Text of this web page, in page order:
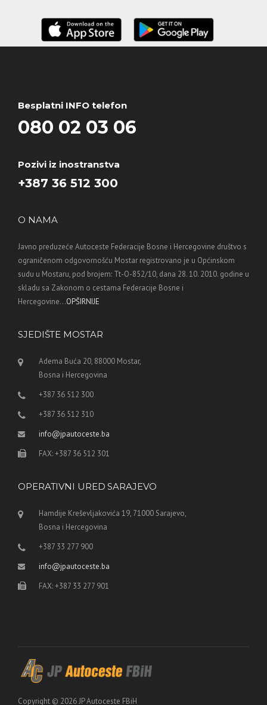
Besplatni INFO telefon
080 02 03 06
Pozivi iz inostranstva
+387 36 512 300
O NAMA
Javno preduzeće Autoceste Federacije Bosne i Hercegovine društvo s
ograničenom odgovornošću Mostar registrovano je u Općinskom
sudu u Mostaru, pod brojem: Tt-O-852/10, dana 28. 10. 2010. godine u
skladu sa Zakonom o cestama Federacije Bosne i
Hercegovine...OPŠIRNIJE
SJEDIŠTE MOSTAR
Adema Buća 20, 88000 Mostar,
Bosna i Hercegovina
+387 36 512 300
+387 36 512 310
info@jpautoceste.ba
FAX: +387 36 512 301
OPERATIVNI URED SARAJEVO
Hamdije Kreševljakovića 19, 71000 Sarajevo,
Bosna i Hercegovina
+387 33 277 900
info@jpautoceste.ba
FAX: +387 33 277 901
Copyright © 2026 JP Autoceste FBiH